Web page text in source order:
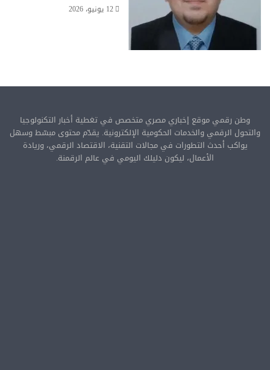
12 يونيو، 2026
وطن رقمي موقع إخباري مصري متخصص في تغطية أخبار التكنولوجيا
والتحول الرقمي والخدمات الحكومية الإلكترونية. يقدّم محتوى مبسّط وسهل
يواكب أحدث التطورات في مجالات التقنية، الاقتصاد الرقمي، وريادة
الأعمال، ليكون دليلك اليومي في عالم الرقمنة.